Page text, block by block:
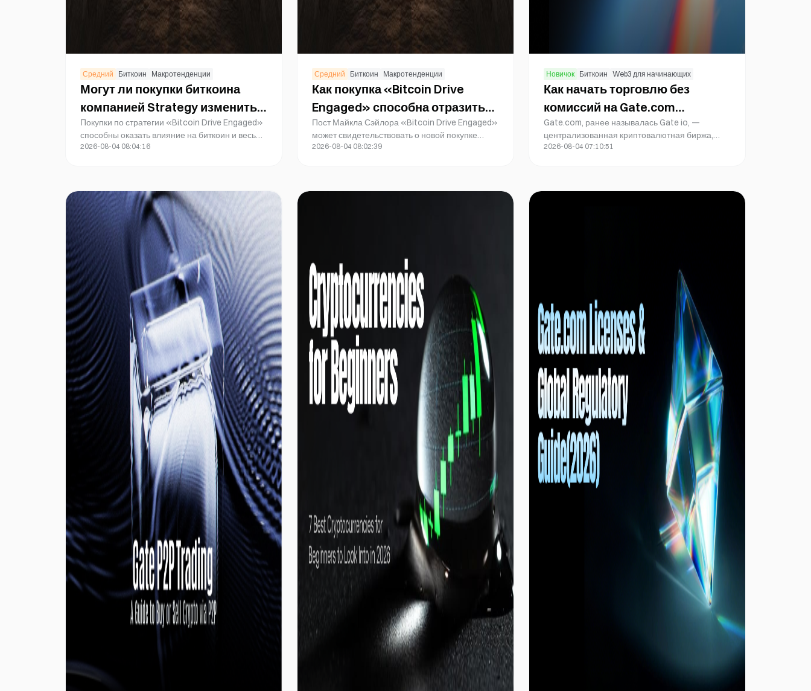
Средний Биткоин Макротенденции
Могут ли покупки биткоина
компанией Strategy изменить
ситуацию на рынке крипто?
Покупки по стратегии «Bitcoin Drive Engaged»
способны оказать влияние на биткоин и весь
крипторынок. Однако даже значительный
способом исполнения, уровнем доступной
ликвидности, ожиданиями рынка, позицией по
деривативам, а также тем, усиливают или
нивелируют сделку другие источники спроса
либо предложения.
2026-08-04 08:04:16
Средний Биткоин Макротенденции
Как покупка «Bitcoin Drive
Engaged» способна отразиться
на инвесторах MSTR?
Пост Майкла Сэйлора «Bitcoin Drive Engaged»
может свидетельствовать о новой покупке
Bitcoin компанией Strategy. Однако инвесторы
количества Bitcoin на акцию и величины для
держателей акций.
2026-08-04 08:02:39
Новичок Биткоин Web3 для начинающих
Как начать торговлю без
комиссий на Gate.com
(руководство 2026)
Gate.com, ранее называлась Gate io, —
централизованная криптовалютная биржа,
основанная в 2013 году. Она обеспечивает
2026-08-04 07:10:51